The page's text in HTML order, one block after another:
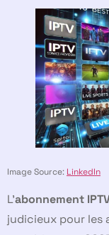
Image Source: LinkedIn
L’abonnement
judicieux pour les